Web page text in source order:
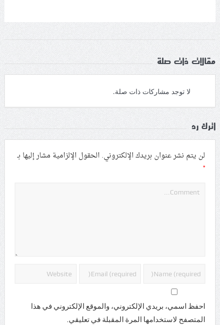
مقالات ذات صلة
لا توجد مشاركات ذات صلة.
اترك رد
لن يتم نشر عنوان بريدك الإلكتروني. الحقول الإلزامية مشار إليها بـ
*
احفظ اسمي، بريدي الإلكتروني، والموقع الإلكتروني في هذا
المتصفح لاستخدامها المرة المقبلة في تعليقي.